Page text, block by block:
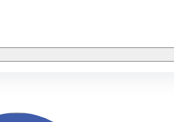
ЕЛЕКТРОННІ КНИГИ